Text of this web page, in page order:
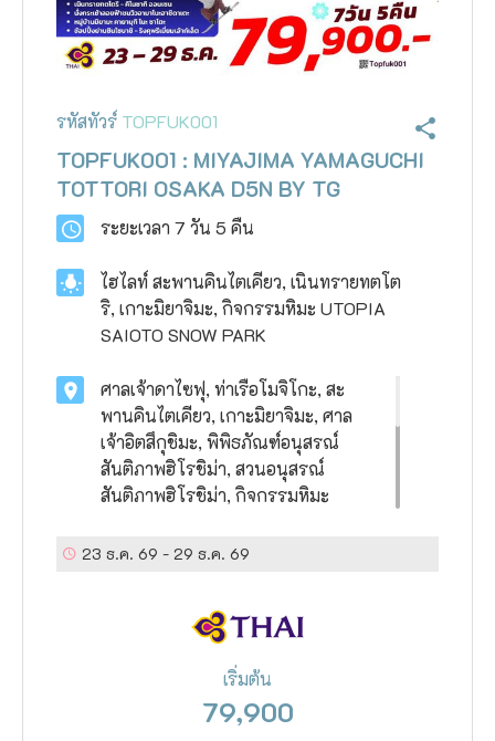
รหัสทัวร์ TOPFUK001
TOPFUK001 : MIYAJIMA YAMAGUCHI
TOTTORI OSAKA D5N BY TG
ระยะเวลา 7 วัน 5 คืน
ไฮไลท์สะพานคินไตเคียว, เนินทรายทตโต
ริ, เกาะมิยาจิมะ, กิจกรรมหิมะ UTOPIA
SAIOTO SNOW PARK
ศาลเจ้าดาไซฟุ, ท่าเรือโมจิโกะ, สะ
พานคินไตเคียว, เกาะมิยาจิมะ, ศาล
เจ้าอิตสึกุชิมะ, พิพิธภัณฑ์อนุสรณ์
สันติภาพฮิโรชิม่า, สวนอนุสรณ์
สันติภาพฮิโรชิม่า, กิจกรรมหิมะ
ศาลเจ้าอิสุโมะไทฉะ, ถนนมิซึกิ ชิเงรุ
กระเช้าลอยฟ้าชมวิวอามาโนะฮาชิดา
โตะ, ช้อปปิ้งย่านซินไซบาชิ, ริงคุพรี
23 ธ.ค. 69 - 29 ธ.ค. 69
เริ่มต้น
79,900